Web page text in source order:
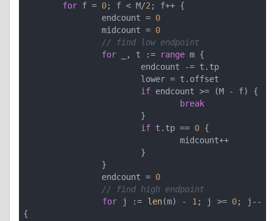
for f = 0; f < M/2; f++ {
		endcount =
0
		midcount =
0
// find low endpoint
for _, t := range m {
if endcount >= (M - f) {
break
if t.tp == 0 {
				midcount++
		endcount =
0
// find high endpoint
for j := len(m) - 1; j >= 0; j--
{